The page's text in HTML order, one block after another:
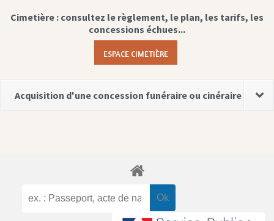
Cimetière : consultez le règlement, le plan, les tarifs, les
concessions échues...
ESPACE CIMETIÈRE
Acquisition d'une concession funéraire ou cinéraire